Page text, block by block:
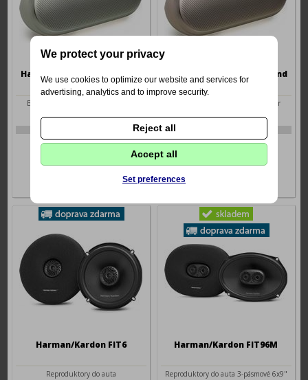
Harman/Kardon Luna2 Mint
Bezdrátový Bluetooth reproduktor
3929 Kč
Harman/Kardon Luna2 Sand
Bezdrátový Bluetooth reproduktor
3929 Kč
Harman/Kardon FIT6
Reproduktory do auta
Harman/Kardon FIT96M
Reproduktory do auta 3-pásmové 6x9"
We protect your privacy
We use cookies to optimize our website and services for
advertising, analytics and to improve security.
Reject all
Accept all
Set preferences